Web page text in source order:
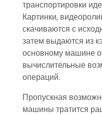
транспортировки
Картинки,
скачиваются с
затем выдаются из
основному машине
вычислительные
операций.
Пропускная
машины тратится